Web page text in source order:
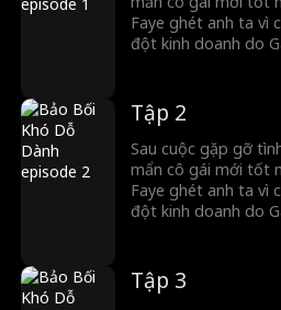
Faye ghét anh ta vì
đột kinh doanh do
hôn, và dù cô cố
dần yêu anh...
Tập 2
Sau cuộc gặp gỡ
mẩn cô gái mới tốt
Faye ghét anh ta vì
đột kinh doanh do
hôn, và dù cô cố
dần yêu anh...
Tập 3